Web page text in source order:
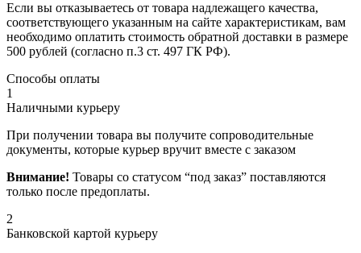
Если вы отказываетесь от товара надлежащего качества,
соответствующего указанным на сайте характеристикам, вам
необходимо оплатить стоимость обратной доставки в размере
500 рублей (согласно п.3 ст. 497 ГК РФ).
Способы оплаты
1
Наличными курьеру
При получении товара вы получите сопроводительные
документы, которые курьер вручит вместе с заказом
Внимание! Товары со статусом “под заказ” поставляются
только после предоплаты.
2
Банковской картой курьеру